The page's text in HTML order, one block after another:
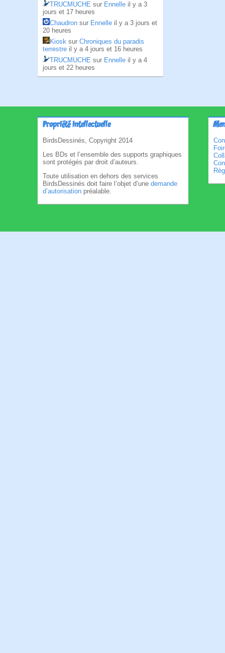
TRUCMUCHE sur Ennelle il y a 3
jours et 17 heures
Chaudron sur Ennelle il y a 3 jours et
20 heures
Kiosk sur Chroniques du paradis
terrestre il y a 4 jours et 16 heures
TRUCMUCHE sur Ennelle il y a 4
jours et 22 heures
Propriété intellectuelle
BirdsDessinés, Copyright 2014
Les BDs et l’ensemble des supports graphiques
sont protégés par droit d’auteurs.
Toute utilisation en dehors des services
BirdsDessinés doit faire l’objet d’une demande
d’autorisation préalable.